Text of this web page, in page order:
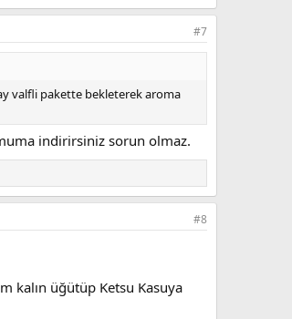
#7
valfli pakette bekleterek aroma
indirirsiniz sorun olmaz.
#8
kalın üğütüp Ketsu Kasuya